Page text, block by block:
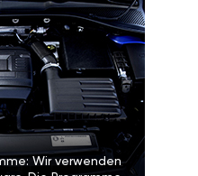
Wir verwenden